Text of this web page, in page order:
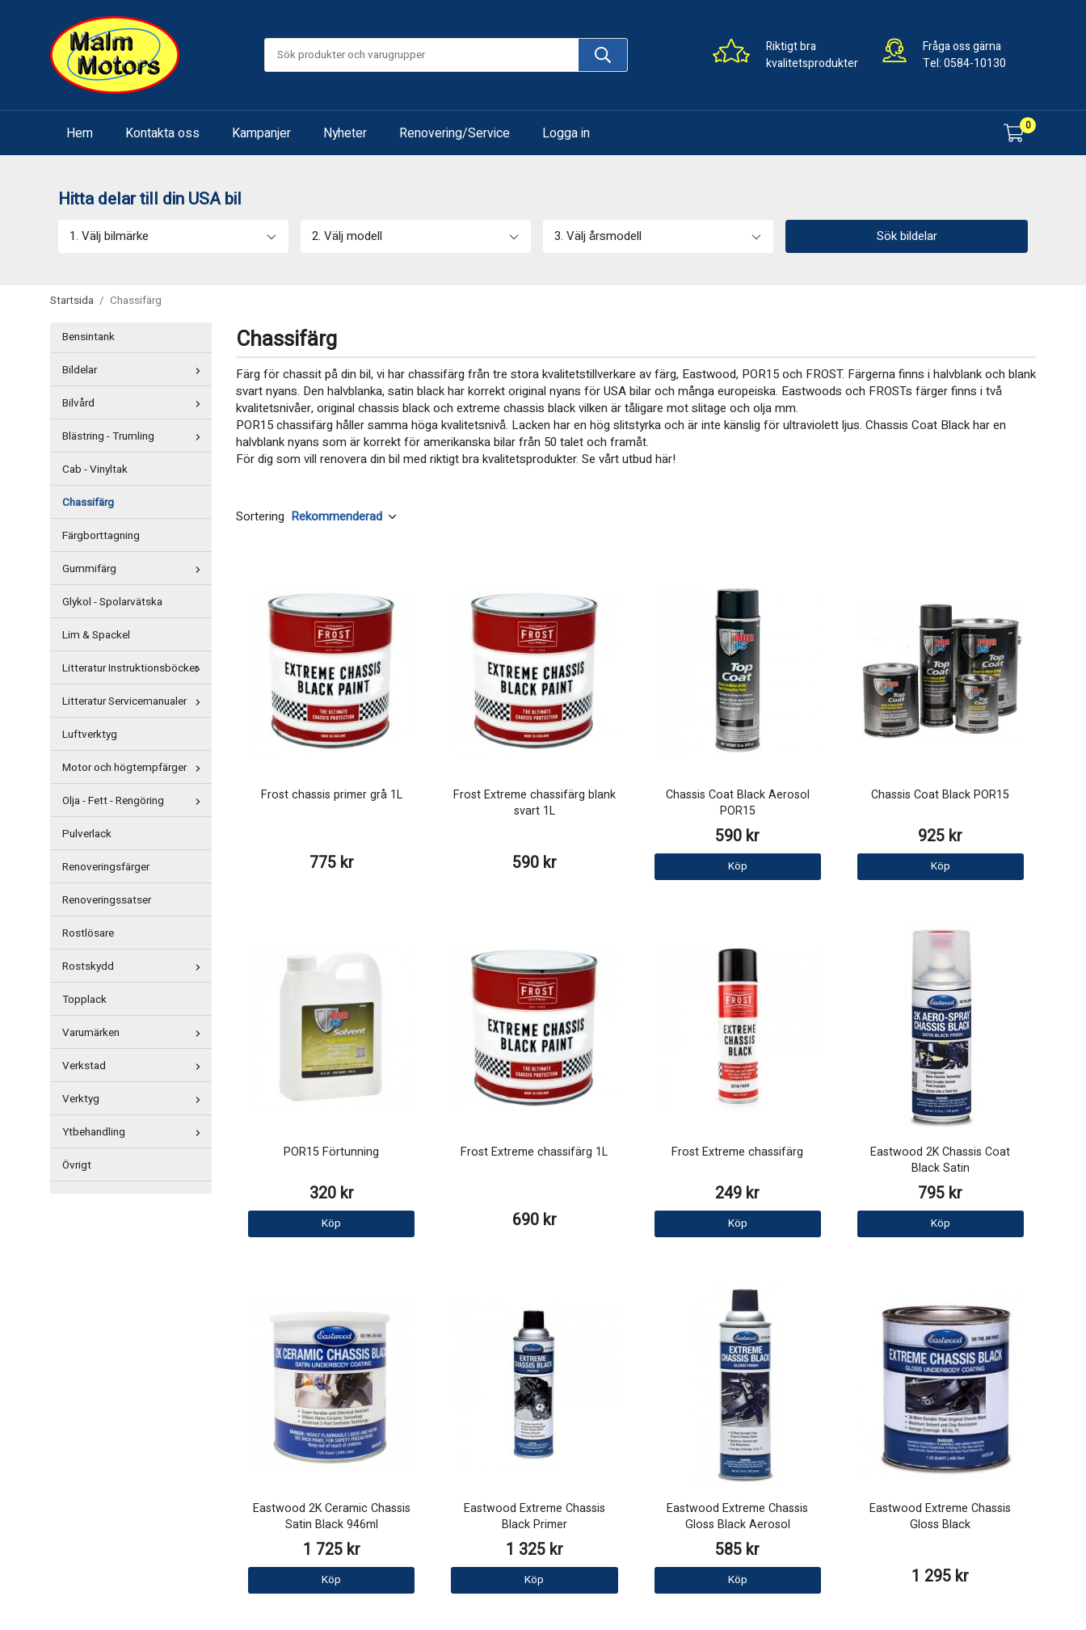
Riktigt bra
kvalitetsprodukter
Fråga oss gärna
Tel:0584-10130
Hem Kontakta oss Kampanjer Nyheter Renovering/Service Logga in 0
Hitta delar till din USA bil
1. Välj bilmärke 2. Välj modell 3. Välj årsmodell Sök bildelar
Startsida / Chassifärg
Bensintank
Bildelar
Bilvård
Blästring - Trumling
Cab - Vinyltak
Chassifärg
Färgborttagning
Gummifärg
Glykol - Spolarvätska
Lim & Spackel
Litteratur Instruktionsböcker
Litteratur Servicemanualer
Luftverktyg
Motor och högtempfärger
Olja - Fett - Rengöring
Pulverlack
Renoveringsfärger
Renoveringssatser
Rostlösare
Rostskydd
Topplack
Varumärken
Verkstad
Verktyg
Ytbehandling
Övrigt
Chassifärg
Färg för chassit på din bil, vi har chassifärg från tre stora kvalitetstillverkare av färg, Eastwood, POR15 och FROST. Färgerna finns i halvblank och blank
svart nyans. Den halvblanka, satin black har korrekt original nyans för USA bilar och många europeiska. Eastwoods och FROSTs färger finns i två
kvalitetsnivåer, original chassis black och extreme chassis black vilken är tåligare mot slitage och olja mm.
POR15 chassifärg håller samma höga kvalitetsnivå. Lacken har en hög slitstyrka och är inte känslig för ultraviolett ljus. Chassis Coat Black har en
halvblank nyans som är korrekt för amerikanska bilar från 50 talet och framåt.
För dig som vill renovera din bil med riktigt bra kvalitetsprodukter. Se vårt utbud här!
Sortering
Frost chassis primer grå 1L
775 kr
Frost Extreme chassifärg blank
svart 1L
590 kr
Chassis Coat Black Aerosol
POR15
590 kr
Köp
Chassis Coat Black POR15
925 kr
Köp
POR15 Förtunning
320 kr
Köp
Frost Extreme chassifärg 1L
690 kr
Frost Extreme chassifärg
249 kr
Köp
Eastwood 2K Chassis Coat
Black Satin
795 kr
Köp
Eastwood 2K Ceramic Chassis
Satin Black 946ml
1 725 kr
Köp
Eastwood Extreme Chassis
Black Primer
1 325 kr
Köp
Eastwood Extreme Chassis
Gloss Black Aerosol
585 kr
Köp
Eastwood Extreme Chassis
Gloss Black
1 295 kr